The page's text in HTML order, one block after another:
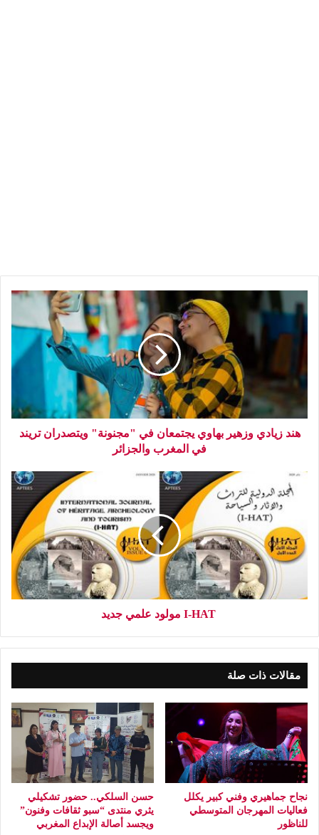
هند زيادي وزهير بهاوي يجتمعان في "مجنونة" ويتصدران تريند
في المغرب والجزائر
‏ I-HAT مولود علمي جديد
مقالات ذات صلة
نجاح جماهيري وفني كبير يكلل
فعاليات المهرجان المتوسطي
للناظور
حسن السلكي.. حضور تشكيلي
يثري منتدى “سبو ثقافات وفنون”
ويجسد أصالة الإبداع المغربي